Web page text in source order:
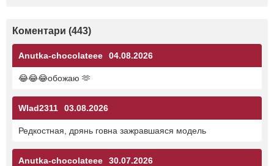
Коментари (443)
Anutka-chocolateee 04.08.2026
😂😂😂обожаю 🫶
Wlad2311 03.08.2026
Редкостная, дрянь говна зажравшаяся модель
Anutka-chocolateee 30.07.2026